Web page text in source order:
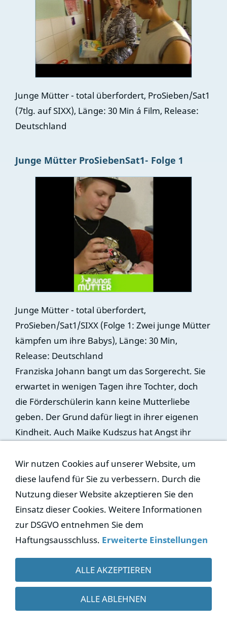
Junge Mütter - total überfordert, ProSieben/Sat1
(7tlg. auf SIXX), Länge: 30 Min á Film, Release:
Deutschland
Junge Mütter ProSiebenSat1- Folge 1
Junge Mütter - total überfordert,
ProSieben/Sat1/SIXX (Folge 1: Zwei junge Mütter
kämpfen um ihre Babys), Länge: 30 Min,
Release: Deutschland
Franziska Johann bangt um das Sorgerecht. Sie
erwartet in wenigen Tagen ihre Tochter, doch
die Förderschülerin kann keine Mutterliebe
geben. Der Grund dafür liegt in ihrer eigenen
Kindheit. Auch Maike Kudszus hat Angst ihr
Junge Mütter ProSiebenSat1- Folge 2
Wir nutzen Cookies auf unserer Website, um
diese laufend für Sie zu verbessern. Durch die
Nutzung dieser Website akzeptieren Sie den
Einsatz dieser Cookies. Weitere Informationen
zur DSGVO entnehmen Sie dem
Haftungsausschluss. Erweiterte Einstellungen
ALLE AKZEPTIEREN
ALLE ABLEHNEN